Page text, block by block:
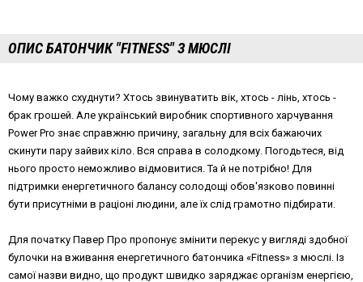
ОПИС БАТОНЧИК "FITNESS" З МЮСЛІ
Чому важко схуднути? Хтось звинуватить вік, хтось - лінь, хтось -
брак грошей. Але український виробник спортивного харчування
Power Pro знає справжню причину, загальну для всіх бажаючих
скинути пару зайвих кіло. Вся справа в солодкому. Погодьтеся, від
нього просто неможливо відмовитися. Та й не потрібно! Для
підтримки енергетичного балансу солодощі обов'язково повинні
бути присутніми в раціоні людини, але їх слід грамотно підбирати.
Для початку Павер Про пропонує змінити перекус у вигляді здобної
булочки на вживання енергетичного батончика «Fitness» з мюслі. Із
самої назви видно, що продукт швидко заряджає організм енергією,